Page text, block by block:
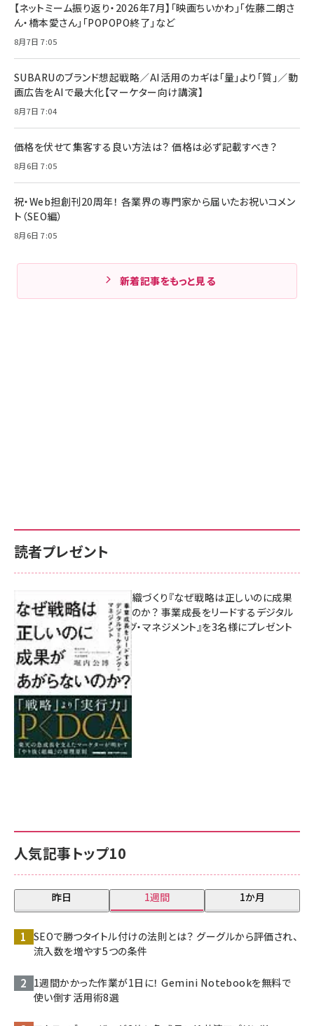
【ネットミーム振り返り・2026年7月】「映画ちいかわ」「佐藤二朗さ
ん・橋本愛さん」「POPOPO終了」など
8月7日 7:05
SUBARUのブランド想起戦略／AI活用のカギは「量」より「質」／動
画広告をAIで最大化【マーケター向け講演】
8月7日 7:04
価格を伏せて集客する良い方法は？ 価格は必ず記載すべき？
8月6日 7:05
祝・Web担創刊20周年！ 各業界の専門家から届いたお祝いコメン
ト（SEO編）
8月6日 7:05
新着記事をもっと見る
人気記事トップ10
昨日 1週間 1か月
SEOで勝つタイトル付けの法則とは？ グーグルから評価され、
流入数を増やす5つの条件
1週間かかった作業が1日に！ Gemini Notebookを無料で
使い倒す活用術8選
読者プレゼント
成果を生む組織づくり『なぜ戦略は正しいのに成果
があがらないのか？ 事業成長をリードするデジタル
マーケティング・マネジメント』を3名様にプレゼント
8月7日 10:00